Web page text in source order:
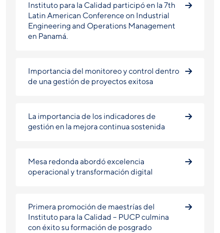
Instituto para la Calidad participó en la 7th
Latin American Conference on Industrial
Engineering and Operations Management
en Panamá.
Importancia del monitoreo y control dentro
de una gestión de proyectos exitosa
La importancia de los indicadores de
gestión en la mejora continua sostenida
Mesa redonda abordó excelencia
operacional y transformación digital
Primera promoción de maestrías del
Instituto para la Calidad – PUCP culmina
con éxito su formación de posgrado